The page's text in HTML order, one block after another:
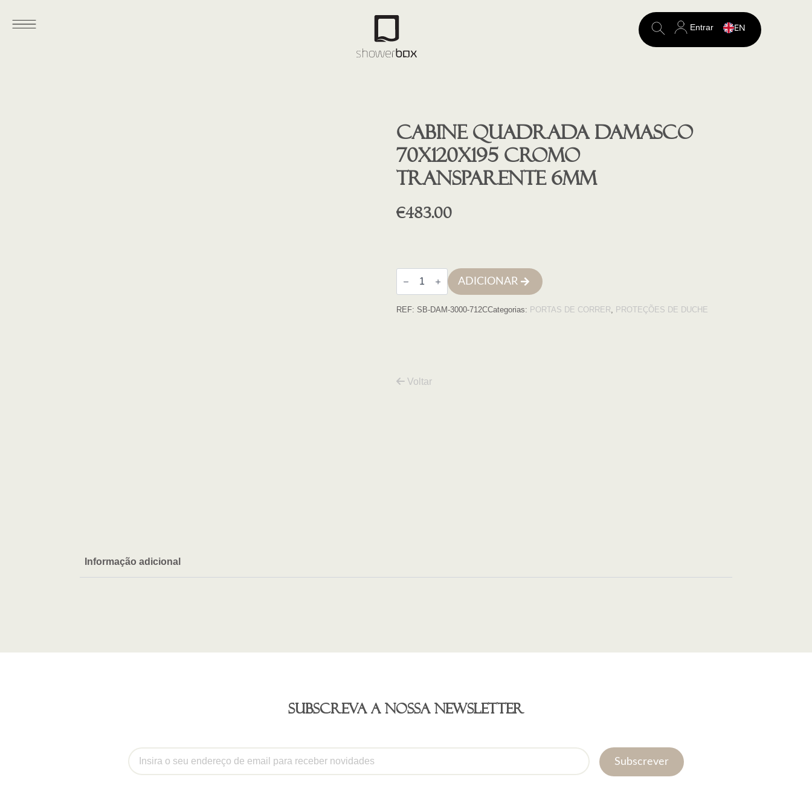
Search
Entrar EN
Cabine quadrada Damasco
70x120x195 cromo
transparente 6mm
€483.00
Quantidade
de
Cabine
Damasco
ADICIONAR
REF: SB-DAM-3000-712CCategorias: PORTAS DE CORRER, PROTEÇÕES DE DUCHE
Voltar
Informação adicional
Subscreva a nossa newsletter
Subscrever